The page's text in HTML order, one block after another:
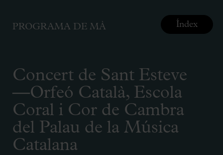
PROGRAMA DE MÀ
Concert de Sant Esteve
—Orfeó Català, Escola
Coral i Cor de Cambra
del Palau de la Música
Catalana
Índex